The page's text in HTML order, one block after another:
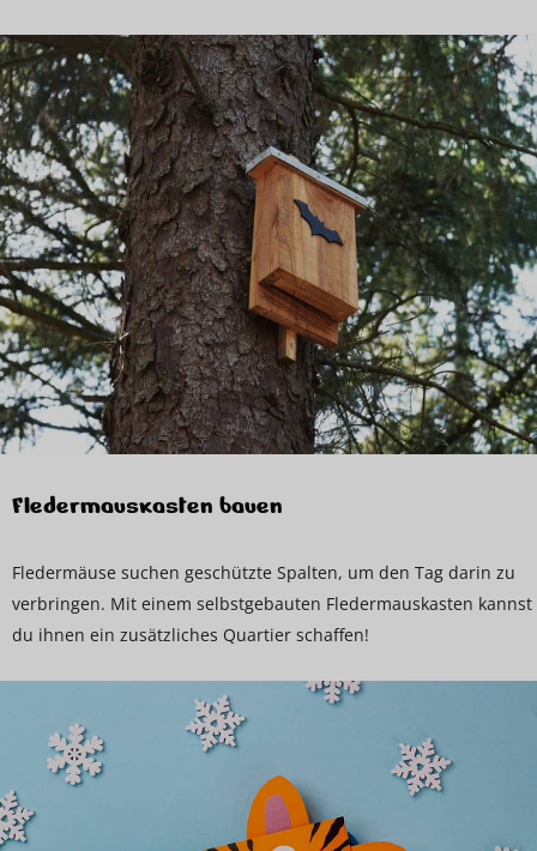
Fledermauskasten bauen
Fledermäuse suchen geschützte Spalten, um den Tag darin zu
verbringen. Mit einem selbstgebauten Fledermauskasten kannst
du ihnen ein zusätzliches Quartier schaffen!